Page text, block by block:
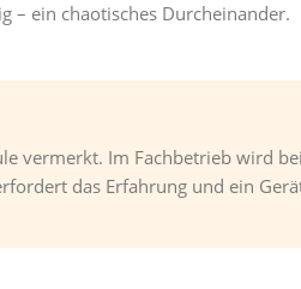
– ein chaotisches Durcheinander.
vermerkt. Im Fachbetrieb wird
das Erfahrung und ein